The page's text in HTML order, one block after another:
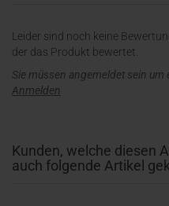
Leider sind noch keine
der das Produkt bewertet.
Sie müssen angemeldet sein um
Anmelden
Kunden, welche diesen
auch folgende Artikel